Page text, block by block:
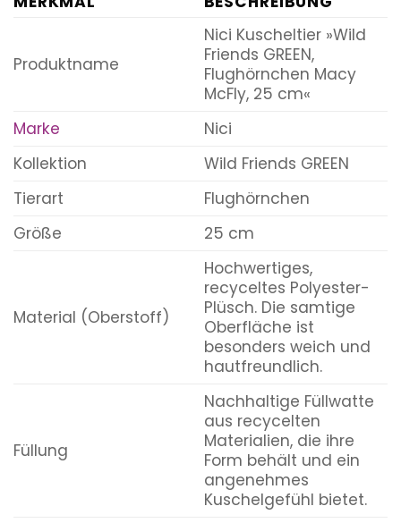
Produktname
Nici Kuscheltier »Wild
Friends GREEN,
Flughörnchen Macy
McFly, 25 cm«
Marke
Nici
Kollektion
Wild Friends GREEN
Tierart
Flughörnchen
Größe
25 cm
Material (Oberstoff)
Hochwertiges,
recyceltes Polyester-
Plüsch. Die samtige
Oberfläche ist
besonders weich und
hautfreundlich.
Füllung
Nachhaltige Füllwatte
aus recycelten
Materialien, die ihre
Form behält und ein
angenehmes
Kuschelgefühl bietet.